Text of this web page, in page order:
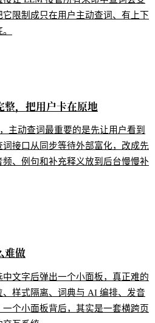
限制成只在用户主动查词、有上下
，把用户卡在原地
主动查词最重要的是先让用户看到
接口从同步等待外部富化，改成先
、例句和补充释义放到后台慢慢补
难做
文字后弹出一个小面板，真正难的
样式隔离、词典与 AI 编排、发音
个小面板背后，其实是一套横跨页